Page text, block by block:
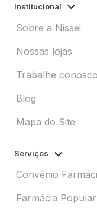
Institucional
Sobre a Nissei
Nossas lojas
Trabalhe conosco
Blog
Mapa do Site
Serviços
Convênio
Farmácia Popular